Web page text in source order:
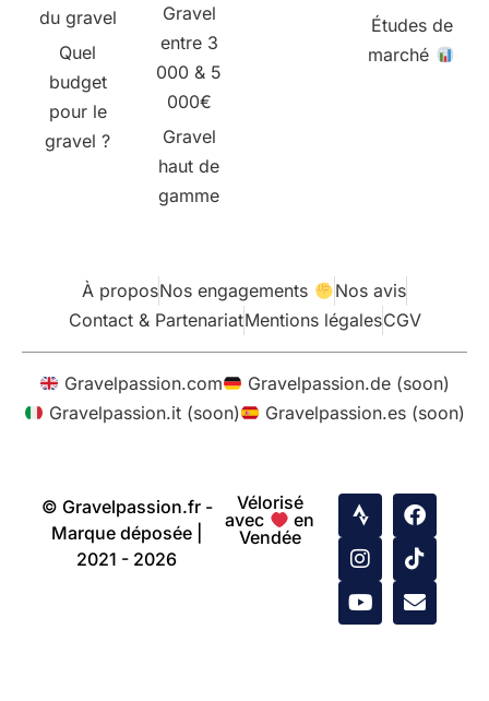
du gravel
Quel
budget
pour le
gravel ?
Gravel
entre 3
000 & 5
000€
Gravel
haut de
gamme
Études de
marché
À proposNos engagements
Nos avis
Contact & PartenariatMentions légalesCGV
Gravelpassion.com
Gravelpassion.de (soon)
Gravelpassion.it (soon)
Gravelpassion.es (soon)
© Gravelpassion.fr -
Marque déposée |
2021 - 2026
Vélorisé
avec
en
Vendée